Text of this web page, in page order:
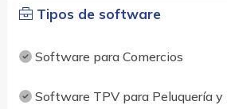
Tipos de software
Software para Comercios
Software TPV para Peluquería